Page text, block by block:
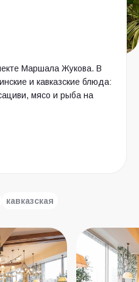
Маршала Жукова. В
и кавказские блюда:
мясо и рыба на
кавказская